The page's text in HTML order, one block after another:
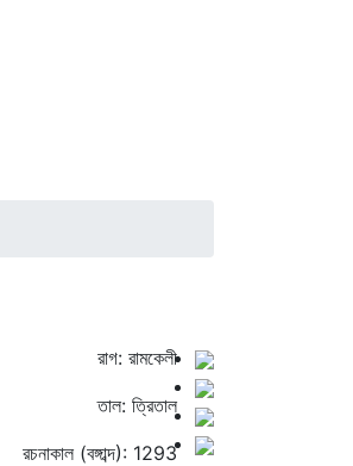
রাগ: রামকেলী
তাল: ত্রিতাল
রচনাকাল (বঙ্গাব্দ): 1293